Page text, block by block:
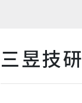
三昱技研